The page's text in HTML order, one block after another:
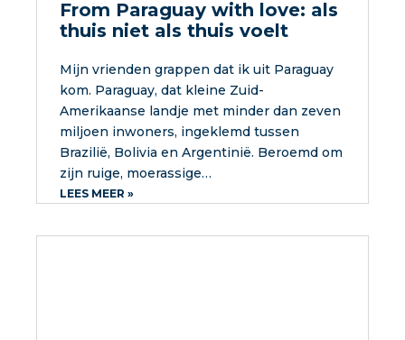
From Paraguay with love: als
thuis niet als thuis voelt
Mijn vrienden grappen dat ik uit Paraguay
kom. Paraguay, dat kleine Zuid-
Amerikaanse landje met minder dan zeven
miljoen inwoners, ingeklemd tussen
Brazilië, Bolivia en Argentinië. Beroemd om
zijn ruige, moerassige…
LEES MEER »